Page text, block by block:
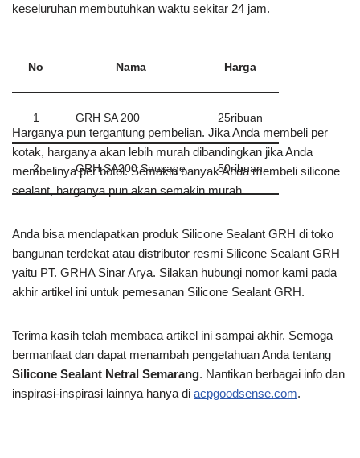
keseluruhan membutuhkan waktu sekitar 24 jam.
No Nama Harga
1 GRH SA 200 25ribuan
2 GRH SA200 Sausage 50ribuan
Harganya pun tergantung pembelian. Jika Anda membeli per
kotak, harganya akan lebih murah dibandingkan jika Anda
membelinya per botol. Semakin banyak Anda membeli silicone
sealant, harganya pun akan semakin murah.
Anda bisa mendapatkan produk Silicone Sealant GRH di toko
bangunan terdekat atau distributor resmi Silicone Sealant GRH
yaitu PT. GRHA Sinar Arya. Silakan hubungi nomor kami pada
akhir artikel ini untuk pemesanan Silicone Sealant GRH.
Terima kasih telah membaca artikel ini sampai akhir. Semoga
bermanfaat dan dapat menambah pengetahuan Anda tentang
Silicone Sealant Netral Semarang. Nantikan berbagai info dan
inspirasi-inspirasi lainnya hanya di acpgoodsense.com.